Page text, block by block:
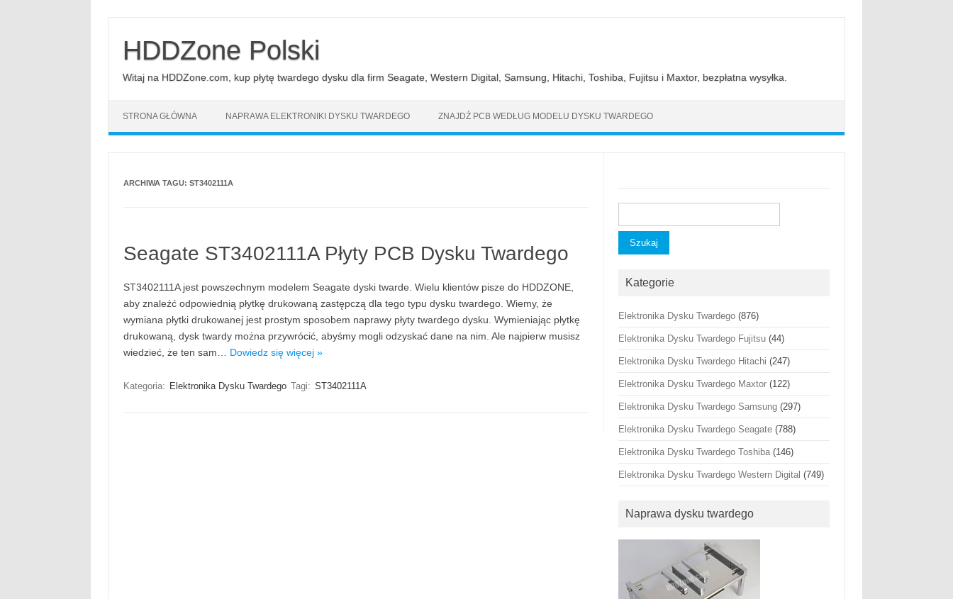
treściHDDZone Polski
Witaj na HDDZone.com, kup płytę twardego dysku dla firm Seagate, Western Digital, Samsung, Hitachi, Toshiba, Fujitsu i Maxtor, bezpłatna wysyłka.
STRONA GŁÓWNA NAPRAWA ELEKTRONIKI DYSKU TWARDEGO ZNAJDŹ PCB WEDŁUG MODELU DYSKU TWARDEGO
ARCHIWA TAGU: ST3402111A
Seagate ST3402111A Płyty PCB Dysku Twardego
ST3402111A jest powszechnym modelem Seagate dyski twarde. Wielu klientów pisze do HDDZONE,
aby znaleźć odpowiednią płytkę drukowaną zastępczą dla tego typu dysku twardego. Wiemy, że
wymiana płytki drukowanej jest prostym sposobem naprawy płyty twardego dysku. Wymieniając płytkę
drukowaną, dysk twardy można przywrócić, abyśmy mogli odzyskać dane na nim. Ale najpierw musisz
wiedzieć, że ten sam… Dowiedz się więcej »
Kategoria: Elektronika Dysku Twardego Tagi: ST3402111A
Kategorie
Elektronika Dysku Twardego (876)
Elektronika Dysku Twardego Fujitsu (44)
Elektronika Dysku Twardego Hitachi (247)
Elektronika Dysku Twardego Maxtor (122)
Elektronika Dysku Twardego Samsung (297)
Elektronika Dysku Twardego Seagate (788)
Elektronika Dysku Twardego Toshiba (146)
Elektronika Dysku Twardego Western Digital (749)
Naprawa dysku twardego